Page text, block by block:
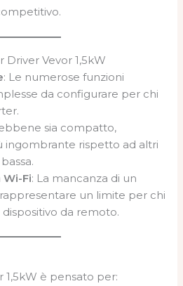
Driver Vevor 1,5kW
: Le numerose funzioni
da configurare per chi
sia compatto,
ingombrante rispetto ad altri
Wi-Fi: La mancanza di un
un limite per chi
da remoto.
1,5kW è pensato per: